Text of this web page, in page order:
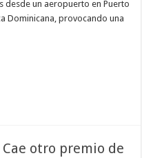
desde un aeropuerto en Puerto
Dominicana, provocando una
otro premio de